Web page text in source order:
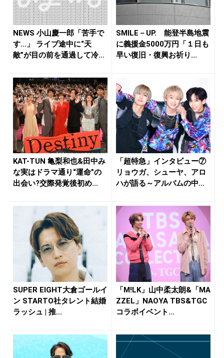
NEWS 小山慶一郎「苦手で
す…」 ライブ途中に“天
敵”が目の前を通過して冷や
SMILE－UP. 能登半島地震
に義援金5000万円「１日も
早い復旧・復興お祈り...
KAT-TUN 亀梨和也&田中み
な実はドラマ通り“運命”の
出会い?交際発覚後初め...
「超特急」インタビュー⑦
リョウガ、シューヤ、アロ
ハが語る～アルバムの中で
SUPER EIGHT大倉ゴールイ
ン STARTO社タレント結婚
ラッシュ | 推...
「M!LK」山中柔太朗&「MA
ZZEL」NAOYA TBS&TGC
コラボイベント...